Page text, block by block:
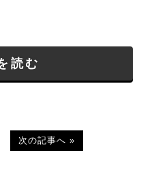
読む
次の記事へ »